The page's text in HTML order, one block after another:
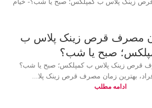
مصرف قرص زینک پلاس ب
صبح یا شب؟
قرص زینک پلاس ب کمپلکس؛ صبح یا شب؟
بهترین زمان مصرف قرص زینک پلا...
ادامه مطلب